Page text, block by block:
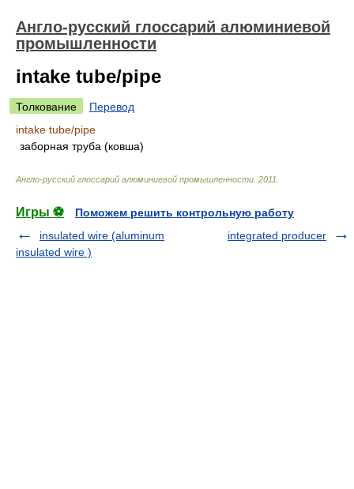
Англо-русский глоссарий алюминиевой
промышленности
intake tube/pipe
Толкование
Перевод
intake tube/pipe
заборная труба (ковша)
Англо-русский глоссарий алюминиевой промышленности 2011
Игры ⚽
Поможем решить контрольную работу
insulated wire (aluminum
insulated wire )
integrated producer